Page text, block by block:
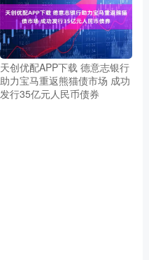
天创优配APP下载 德意志银行
助力宝马重返熊猫债市场 成功
发行35亿元人民币债券